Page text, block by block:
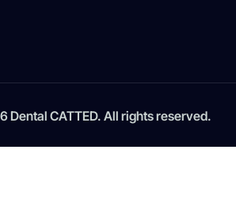
Dental CATTED. All rights reserved.